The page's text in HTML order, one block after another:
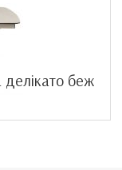
делікато беж